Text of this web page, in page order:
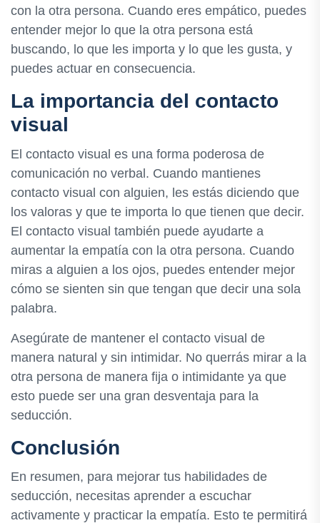
con la otra persona. Cuando eres empático, puedes
entender mejor lo que la otra persona está
buscando, lo que les importa y lo que les gusta, y
puedes actuar en consecuencia.
La importancia del contacto
visual
El contacto visual es una forma poderosa de
comunicación no verbal. Cuando mantienes
contacto visual con alguien, les estás diciendo que
los valoras y que te importa lo que tienen que decir.
El contacto visual también puede ayudarte a
aumentar la empatía con la otra persona. Cuando
miras a alguien a los ojos, puedes entender mejor
cómo se sienten sin que tengan que decir una sola
palabra.
Asegúrate de mantener el contacto visual de
manera natural y sin intimidar. No querrás mirar a la
otra persona de manera fija o intimidante ya que
esto puede ser una gran desventaja para la
seducción.
Conclusión
En resumen, para mejorar tus habilidades de
seducción, necesitas aprender a escuchar
activamente y practicar la empatía. Esto te permitirá